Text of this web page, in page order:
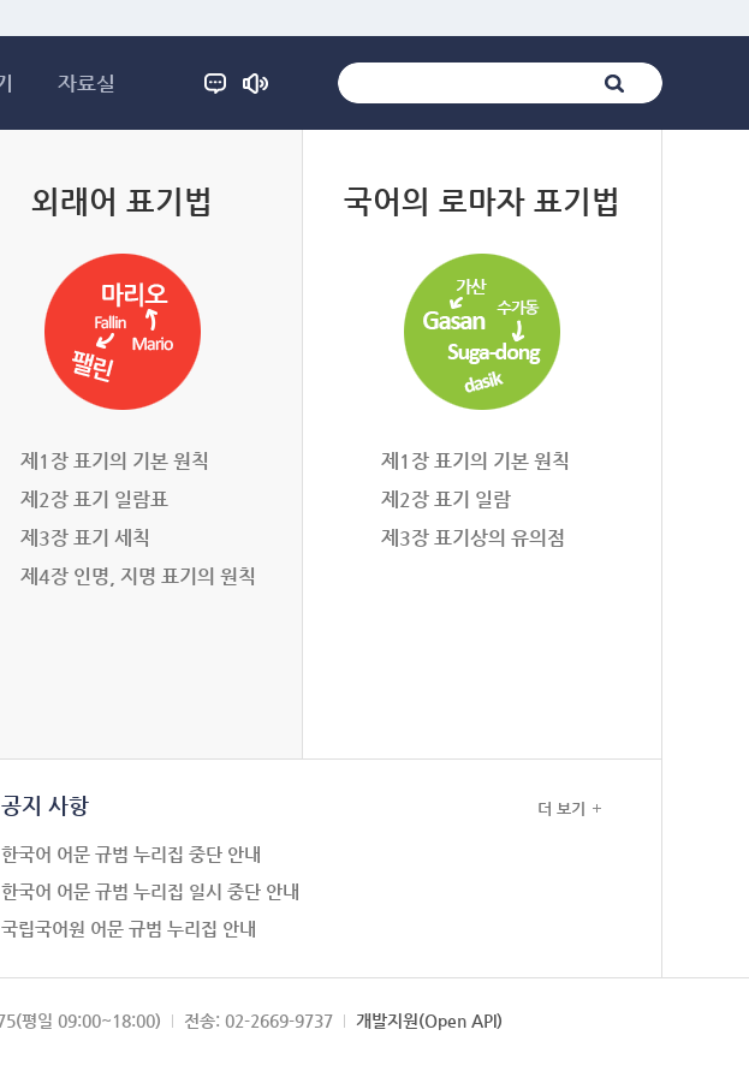
자료실
외래어 표기법
제1장 표기의 기본 원칙
제2장 표기 일람표
제3장 표기 세칙
제4장 인명, 지명 표기의 원칙
국어의 로마자 표기법
제1장 표기의 기본 원칙
제2장 표기 일람
제3장 표기상의 유의점
공지 사항
한국어 어문 규범 누리집 중단 안내
한국어 어문 규범 누리집 일시 중단 안내
국립국어원 어문 규범 누리집 안내
더 보기
평일 09:00~18:00) 전송: 02-2669-9737 개발지원(Open API)